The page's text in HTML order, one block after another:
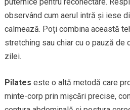
observând cum aerul intră și iese
calmează. Poți combina această
stretching sau chiar cu o pauză de
zilei.
Pilates este o altă metodă care
minte-corp prin mișcări precise,